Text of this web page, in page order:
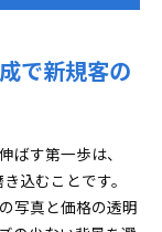
で新規客の
ばす第一歩は、
込むことです。
写真と価格の透明